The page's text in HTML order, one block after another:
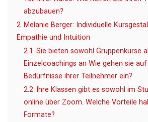
abzubauen?
2 Melanie Berger: Individuelle
Empathie und Intuition
2.1 Sie bieten sowohl Gruppenkurse
Einzelcoachings an Wie gehen sie
Bedürfnisse ihrer Teilnehmer ein?
2.2
Ihre Klassen gibt es sowohl im
online über Zoom. Welche Vorteile
Formate?